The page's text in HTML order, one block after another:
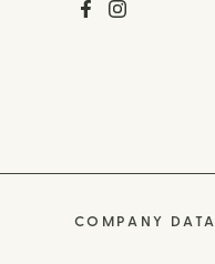
COMPANY DATA